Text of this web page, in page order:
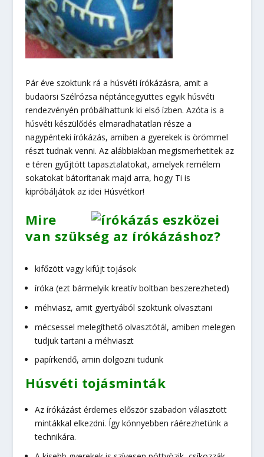
Pár éve szoktunk rá a húsvéti írókázásra, amit a
budaörsi Szélrózsa néptáncegyüttes egyik húsvéti
rendezvényén próbálhattunk ki első ízben. Azóta is a
húsvéti készülődés elmaradhatatlan része a
nagypénteki írókázás, amiben a gyerekek is örömmel
részt tudnak venni. Az alábbiakban megismerhetitek az
e téren gyűjtött tapasztalatokat, amelyek remélem
sokatokat bátorítanak majd arra, hogy Ti is
kipróbáljátok az idei Húsvétkor!
Mire
van szükség az írókázáshoz?
kifőzött vagy kifújt tojások
íróka (ezt bármelyik kreatív boltban beszerezheted)
méhviasz, amit gyertyából szoktunk olvasztani
mécsessel melegíthető olvasztótál, amiben melegen
tudjuk tartani a méhviaszt
papírkendő, amin dolgozni tudunk
Húsvéti tojásminták
Az írókázást érdemes először szabadon választott
mintákkal elkezdni. Így könnyebben ráérezhetünk a
technikára.